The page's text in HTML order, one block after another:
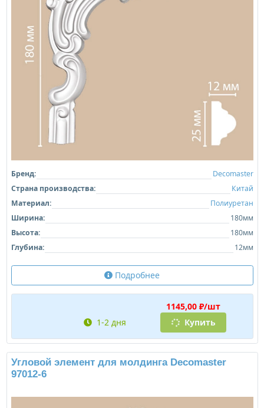
Бренд:
Decomaster
Страна производства:
Китай
Материал:
Полиуретан
Ширина:
180мм
Высота:
180мм
Глубина:
12мм
Подробнее
1145,00 ₽/шт
1-2 дня
Купить
Угловой элемент для молдинга Decomaster
97012-6